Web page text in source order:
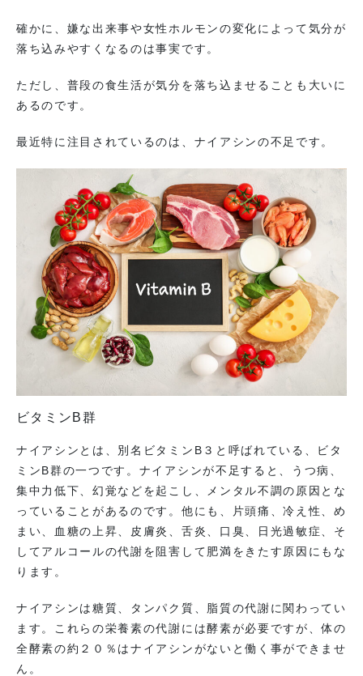
確かに、嫌な出来事や女性ホルモンの変化によって気分が
落ち込みやすくなるのは事実です。
ただし、普段の食生活が気分を落ち込ませることも大いに
あるのです。
最近特に注目されているのは、ナイアシンの不足です。
ビタミンB群
ナイアシンとは、別名ビタミンB３と呼ばれている、ビタ
ミンB群の一つです。ナイアシンが不足すると、うつ病、
集中力低下、幻覚などを起こし、メンタル不調の原因とな
っていることがあるのです。他にも、片頭痛、冷え性、め
まい、血糖の上昇、皮膚炎、舌炎、口臭、日光過敏症、そ
してアルコールの代謝を阻害して肥満をきたす原因にもな
ります。
ナイアシンは糖質、タンパク質、脂質の代謝に関わってい
ます。これらの栄養素の代謝には酵素が必要ですが、体の
全酵素の約２０％はナイアシンがないと働く事ができませ
ん。